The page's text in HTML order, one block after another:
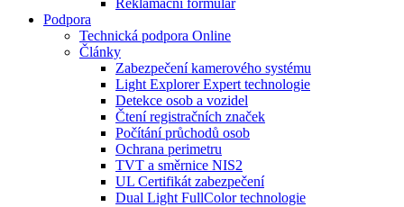
Reklamační formulář
Podpora
Technická podpora Online
Články
Zabezpečení kamerového systému
Light Explorer Expert technologie
Detekce osob a vozidel
Čtení registračních značek
Počítání průchodů osob
Ochrana perimetru
TVT a směrnice NIS2
UL Certifikát zabezpečení
Dual Light FullColor technologie